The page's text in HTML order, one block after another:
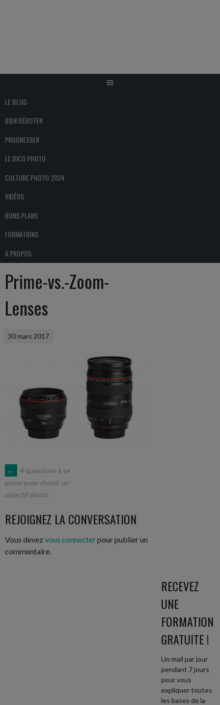
LE BLOG
BIEN DÉBUTER
PROGRESSER
LE DICO PHOTO
CULTURE PHOTO 2024
VIDÉOS
BONS PLANS
FORMATIONS
A PROPOS
Prime-vs.-Zoom-
Lenses
30 mars 2017
NAVIGATION
DES
ARTICLES
←
4 questions à se
poser pour choisir un
objectif photo
REJOIGNEZ LA CONVERSATION
Vous devez vous connecterpour publier un
commentaire.
RECEVEZ
UNE
FORMATION
GRATUITE !
Un mail par jour
pendant 7 jours
pour vous
expliquer toutes
les bases de la